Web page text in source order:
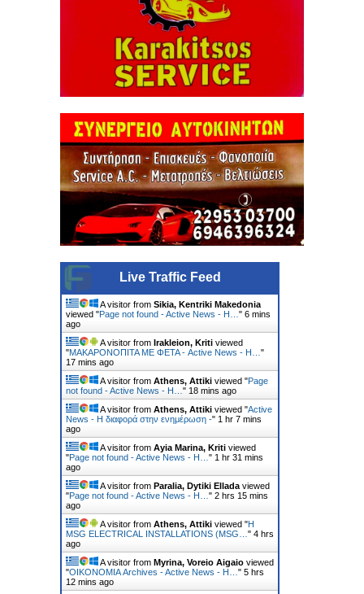
Live Traffic Feed
A visitor from Sikia, Kentriki Makedonia
viewed "Page not found - Active News - Η… " 6 mins
ago
A visitor from Irakleion, Kriti viewed
"ΜΑΚΑΡΟΝΟΠΙΤΑ ΜΕ ΦΕΤΑ - Active News - Η… "
17 mins ago
A visitor from Athens, Attiki viewed "Page
not found - Active News - Η… " 18 mins ago
A visitor from Athens, Attiki viewed "Active
News - Η διαφορά στην ενημέρωση -" 1 hr 7 mins
ago
A visitor from Ayia Marina, Kriti viewed
"Page not found - Active News - Η… " 1 hr 31 mins
ago
A visitor from Paralia, Dytiki Ellada viewed
"Page not found - Active News - Η… " 2 hrs 15 mins
ago
A visitor from Athens, Attiki viewed "Η
MSG ELECTRICAL INSTALLATIONS (MSG… " 4 hrs
ago
A visitor from Myrina, Voreio Aigaio viewed
"ΟΙΚΟΝΟΜΙΑ Archives - Active News - Η… " 5 hrs
12 mins ago